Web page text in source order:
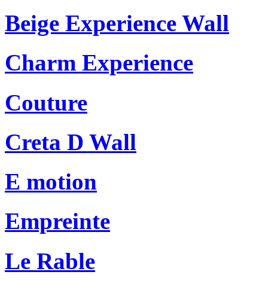
Beige Experience Wall
Charm Experience
Couture
Creta D Wall
E motion
Empreinte
Le Rable